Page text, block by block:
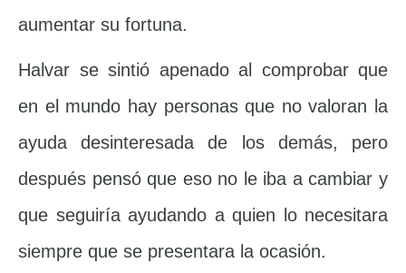
aumentar su fortuna.
Halvar se sintió apenado al comprobar que
en el mundo hay personas que no valoran la
ayuda desinteresada de los demás, pero
después pensó que eso no le iba a cambiar y
que seguiría ayudando a quien lo necesitara
siempre que se presentara la ocasión.